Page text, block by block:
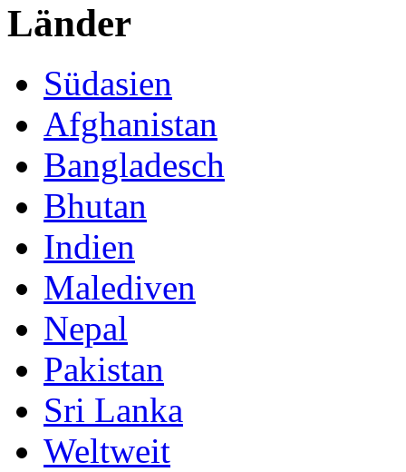
Länder
Südasien
Afghanistan
Bangladesch
Bhutan
Indien
Malediven
Nepal
Pakistan
Sri Lanka
Weltweit